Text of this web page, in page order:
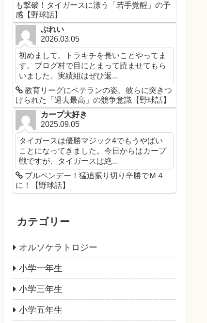
も撃破！タイガースに漂う「若手覚醒」の予
感【野球話】
ぷれい
2026.03.05
初めまして。トラキチを長いことやってま
す。ブログ村で目にとまって読ませてもら
いました。実績組はぜひ返...
教育リーグにベテランの姿。彼らに突きつ
けられた「過去最高」の競争意識【野球話】
カープ大好き
2025.09.05
タイガースは優勝マジック4でもうやばい
ことになってきました。今日からはカープ
戦ですが、タイガースは絶...
ブルペンデー！猛追振り切り辛勝でＭ４
に！【野球話】
カテゴリー
オルソケラトロジー
小学一年生
小学三年生
小学五年生